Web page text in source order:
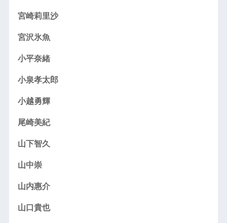
宮崎莉里沙
宮沢氷魚
小平奈緒
小泉孝太郎
小越勇輝
尾崎美紀
山下智久
山中崇
山内惠介
山口貴也